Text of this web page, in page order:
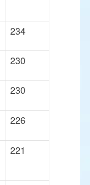
234
230
230
226
221